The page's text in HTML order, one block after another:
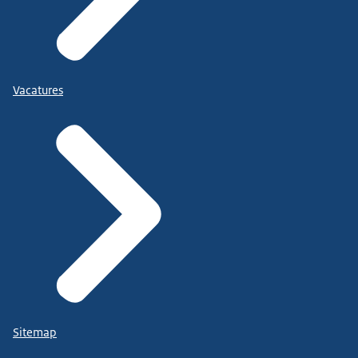
Vacatures
Sitemap